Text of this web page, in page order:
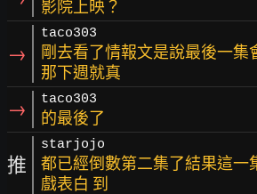
影院上映？
→
taco303
剛去看了情報文是說最後一集
那下週就真
→ taco303
的最後了
推
starjojo
都已經倒數第二集了結果這一
戲表白 到